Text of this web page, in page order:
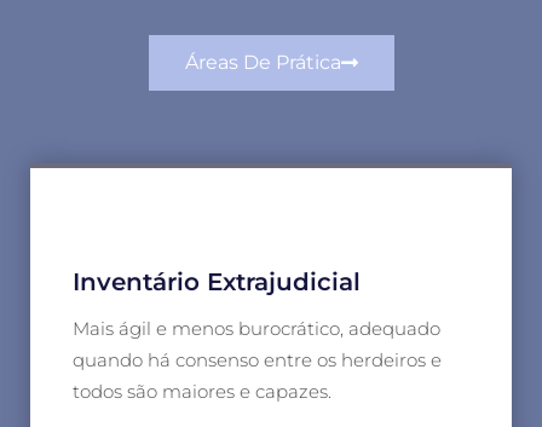
Áreas De Prática
Inventário Extrajudicial
Mais ágil e menos burocrático, adequado
quando há consenso entre os herdeiros e
todos são maiores e capazes.